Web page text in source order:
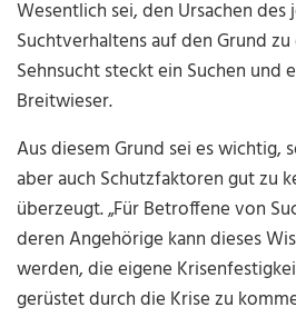
Wesentlich sei, den Ursachen des
Suchtverhaltens auf den Grund
Sehnsucht steckt ein Suchen und
Breitwieser.
Aus diesem Grund sei es wichtig,
aber auch Schutzfaktoren gut zu
überzeugt. „Für Betroffene von
deren Angehörige kann dieses
werden, die eigene
gerüstet durch die Krise zu